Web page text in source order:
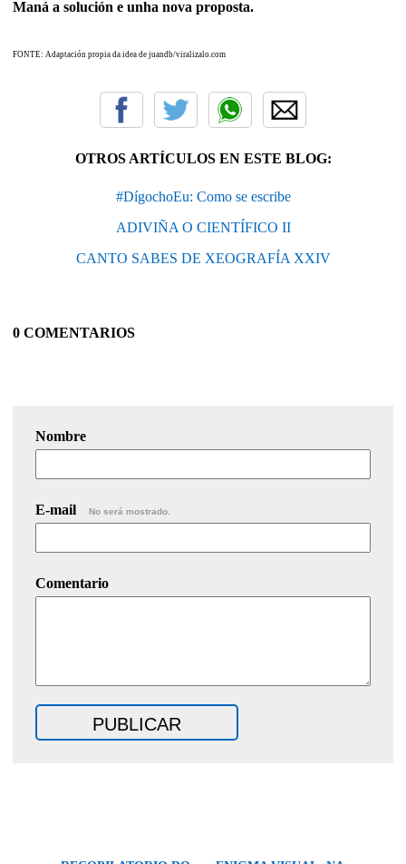
Maná a solución e unha nova proposta.
FONTE: Adaptación propia da idea de juandb/viralizalo.com
OTROS ARTÍCULOS EN ESTE BLOG:
#DígochoEu: Como se escribe
ADIVIÑA O CIENTÍFICO II
CANTO SABES DE XEOGRAFÍA XXIV
0 COMENTARIOS
Nombre
E-mail No será mostrado.
Comentario